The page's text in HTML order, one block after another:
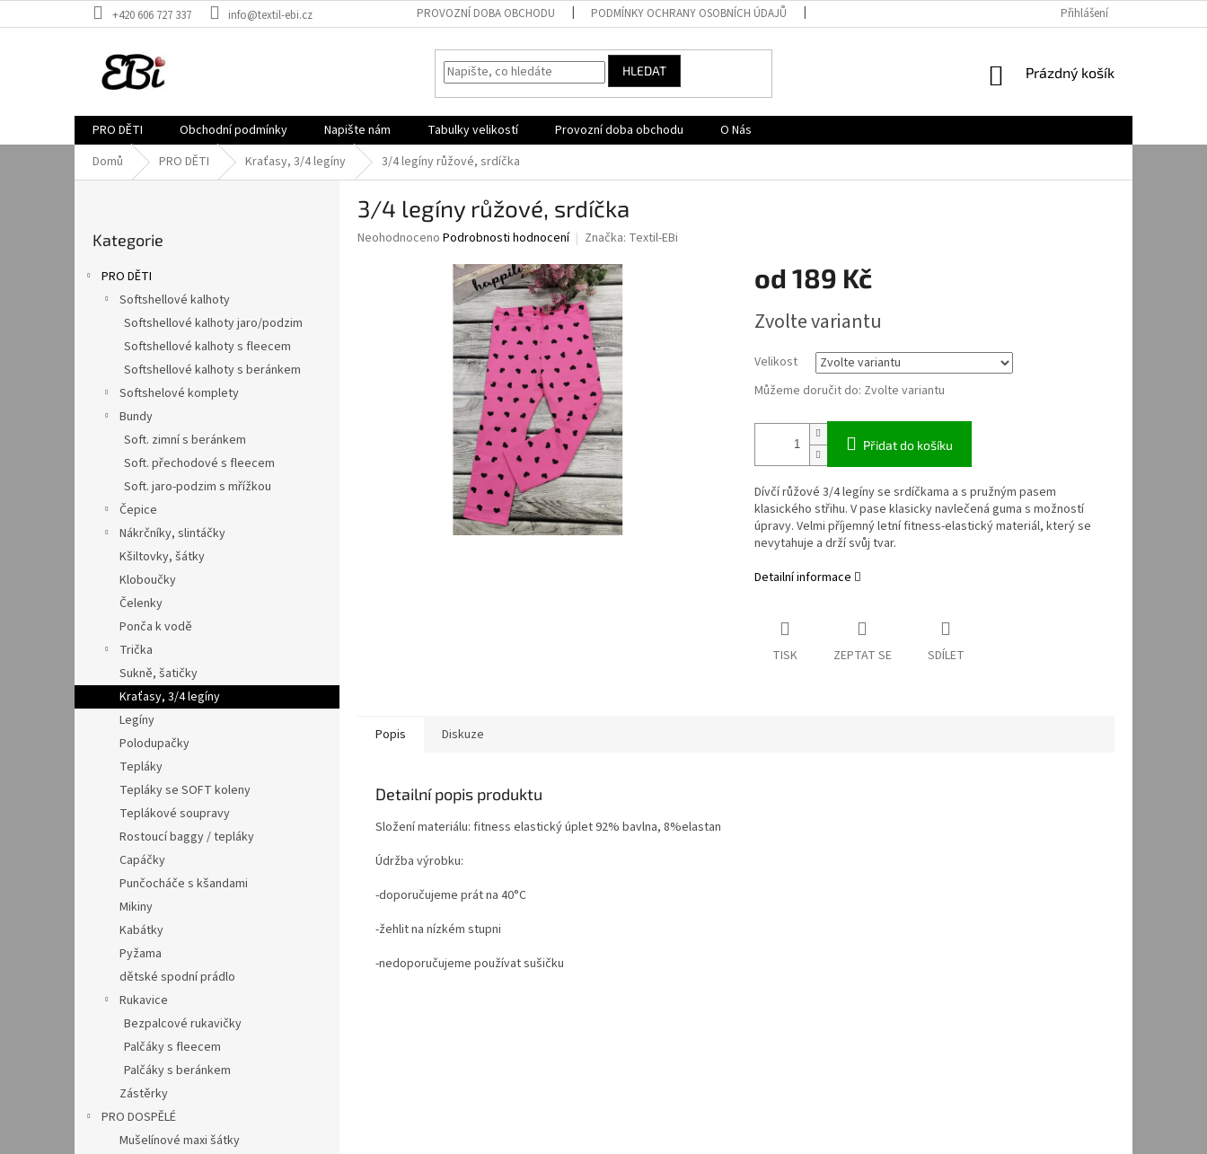
na
+420 606 727 337 info@textil-ebi.cz PROVOZNÍ DOBA OBCHODU PODMÍNKY OCHRANY OSOBNÍCH ÚDAJŮ Přihlášení
HLEDAT
NÁKUPNÍ
Prázdný košík
PRO DĚTI Obchodní podmínky Napište nám Tabulky velikostí Provozní doba obchodu
O Nás
Domů
PRO DĚTI Kraťasy, 3/4 legíny 3/4 legíny růžové, srdíčka
kategorie
Kategorie
PRO DĚTI
Softshellové kalhoty
Softshellové kalhoty jaro/podzim
Softshellové kalhoty s fleecem
Softshellové kalhoty s beránkem
Softshelové komplety
Bundy
Soft. zimní s beránkem
Soft. přechodové s fleecem
Soft. jaro-podzim s mřížkou
Čepice
Nákrčníky, slintáčky
Kšiltovky, šátky
Kloboučky
Čelenky
Ponča k vodě
Trička
Sukně, šatičky
Kraťasy, 3/4 legíny
Legíny
Polodupačky
Tepláky
Tepláky se SOFT koleny
Teplákové soupravy
Rostoucí baggy / tepláky
Capáčky
Punčocháče s kšandami
Mikiny
Kabátky
Pyžama
dětské spodní prádlo
Rukavice
Bezpalcové rukavičky
Palčáky s fleecem
Palčáky s beránkem
Zástěrky
PRO DOSPĚLÉ
Mušelínové maxi šátky
3/4 legíny růžové, srdíčka
Průměrné
Neohodnoceno Podrobnosti hodnocení Značka: Textil-EBi
od 189 Kč
cena:
Zvolte variantu
Velikost
Můžeme doručit do: Zvolte variantu
Přidat do košíku
Dívčí růžové 3/4 legíny se srdíčkama a s pružným pasem
klasického střihu. V pase klasicky navlečená guma s možností
úpravy. Velmi příjemný letní fitness-elastický materiál, který se
nevytahuje a drží svůj tvar.
Detailní informace
TISK ZEPTAT SE SDÍLET
Popis Diskuze
Detailní popis produktu
Složení materiálu: fitness elastický úplet 92% bavlna, 8%elastan
Údržba výrobku:
-doporučujeme prát na 40°C
-žehlit na nízkém stupni
-nedoporučujeme používat sušičku